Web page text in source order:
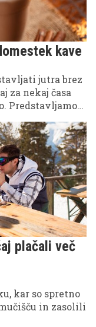
kave
jutra brez
za nekaj časa
Predstavljamo
plačali več
kar so spretno
in zasolili